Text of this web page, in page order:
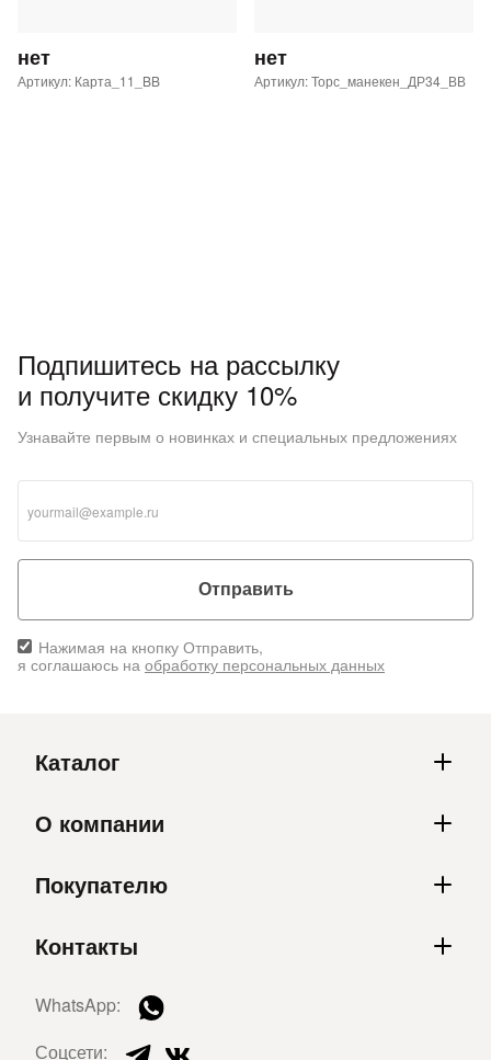
нет
Артикул: Карта_11_BB
нет
Артикул: Торс_манекен_ДР34_ВВ
Подпишитесь на рассылку
и получите скидку 10%
Узнавайте первым о новинках и специальных предложениях
Отправить
Нажимая на кнопку Отправить,
я соглашаюсь на обработку персональных данных
Каталог
О компании
Покупателю
Контакты
WhatsApp:
Соцсети: